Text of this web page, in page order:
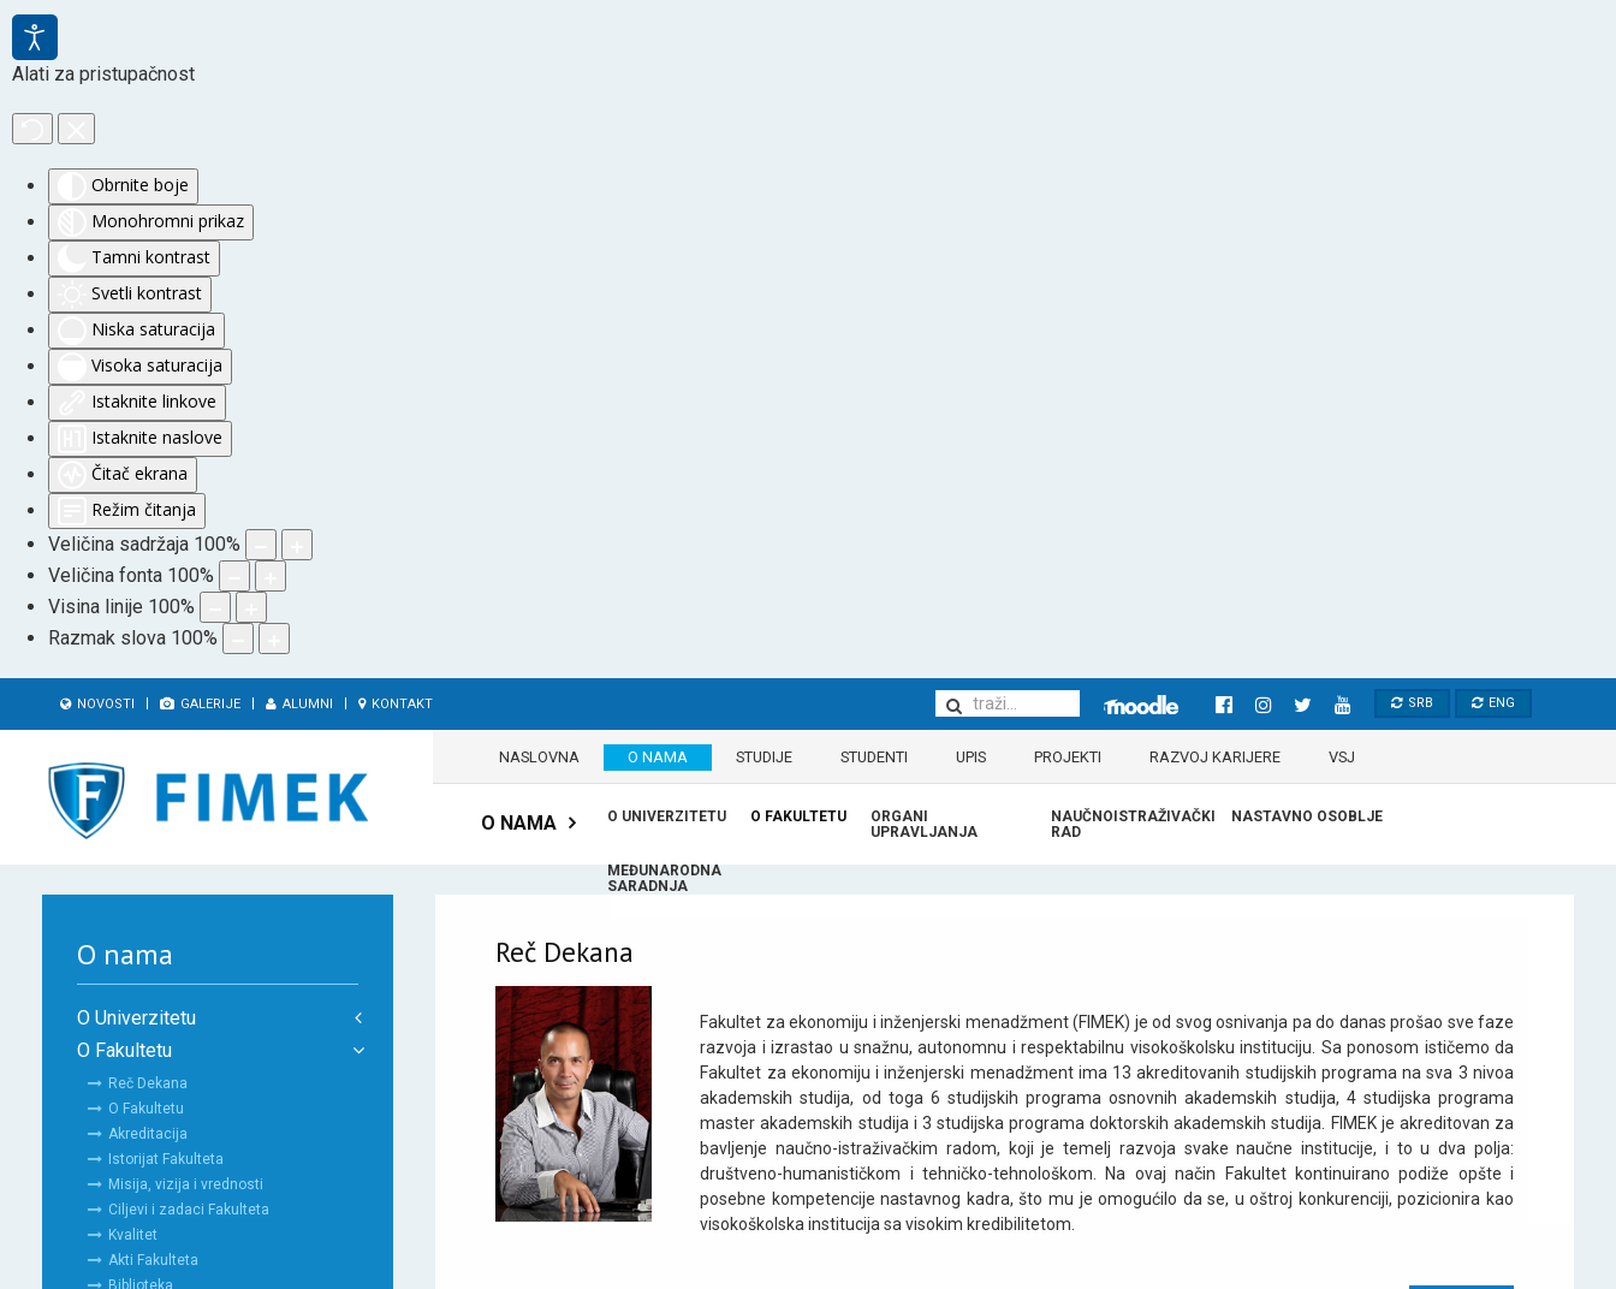
Alati za pristupačnost
Obrnite boje
Monohromni prikaz
Tamni kontrast
Svetli kontrast
Niska saturacija
Visoka saturacija
Istaknite linkove
Istaknite naslove
Čitač ekrana
Režim čitanja
Veličina sadržaja 100%
Veličina fonta 100%
Visina linije 100%
Razmak slova 100%
NOVOSTI GALERIJE ALUMNI KONTAKT SRB ENG
NASLOVNA O NAMA STUDIJE STUDENTI UPIS PROJEKTI RAZVOJ KARIJERE VSJ
O NAMA O UNIVERZITETU O FAKULTETU
ORGANI
UPRAVLJANJA
NAUČNOISTRAŽIVAČKI
RAD
NASTAVNO OSOBLJE
MEĐUNARODNA
SARADNJA
Reč Dekana
Fakultet za ekonomiju i inženjerski menadžment (FIMEK) je od svog osnivanja pa do danas prošao sve faze
razvoja i izrastao u snažnu, autonomnu i respektabilnu visokoškolsku instituciju. Sa ponosom ističemo da
Fakultet za ekonomiju i inženjerski menadžment ima 13 akreditovanih studijskih programa na sva 3 nivoa
akademskih studija, od toga 6 studijskih programa osnovnih akademskih studija, 4 studijska programa
master akademskih studija i 3 studijska programa doktorskih akademskih studija. FIMEK je akreditovan za
bavljenje naučno-istraživačkim radom, koji je temelj razvoja svake naučne institucije, i to u dva polja:
društveno-humanističkom i tehničko-tehnološkom. Na ovaj način Fakultet kontinuirano podiže opšte i
posebne kompetencije nastavnog kadra, što mu je omogućilo da se, u oštroj konkurenciji, pozicionira kao
visokoškolska institucija sa visokim kredibilitetom.
O nama
O Univerzitetu
O Fakultetu
Reč Dekana
O Fakultetu
Akreditacija
Istorijat Fakulteta
Misija, vizija i vrednosti
Ciljevi i zadaci Fakulteta
Kvalitet
Akti Fakulteta